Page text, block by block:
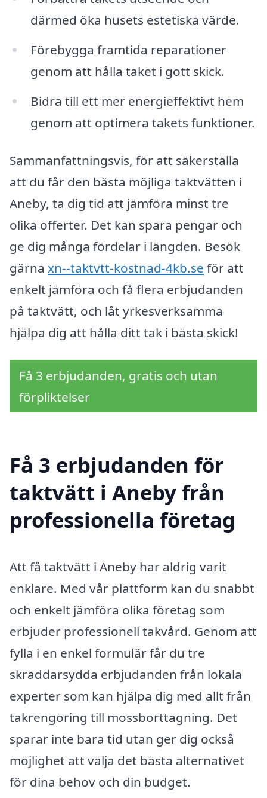
därmed öka husets estetiska värde.
Förebygga framtida reparationer
genom att hålla taket i gott skick.
Bidra till ett mer energieffektivt hem
genom att optimera takets funktioner.
Sammanfattningsvis, för att säkerställa
att du får den bästa möjliga taktvätten i
Aneby, ta dig tid att jämföra minst tre
olika offerter. Det kan spara pengar och
ge dig många fördelar i längden. Besök
gärna xn--taktvtt-kostnad-4kb.se för att
enkelt jämföra och få flera erbjudanden
på taktvätt, och låt yrkesverksamma
hjälpa dig att hålla ditt tak i bästa skick!
Få 3 erbjudanden, gratis och utan
förpliktelser
Få 3 erbjudanden för
taktvätt i Aneby från
professionella företag
Att få taktvätt i Aneby har aldrig varit
enklare. Med vår plattform kan du snabbt
och enkelt jämföra olika företag som
erbjuder professionell takvård. Genom att
fylla i en enkel formulär får du tre
skräddarsydda erbjudanden från lokala
experter som kan hjälpa dig med allt från
takrengöring till mossborttagning. Det
sparar inte bara tid utan ger dig också
möjlighet att välja det bästa alternativet
för dina behov och din budget.